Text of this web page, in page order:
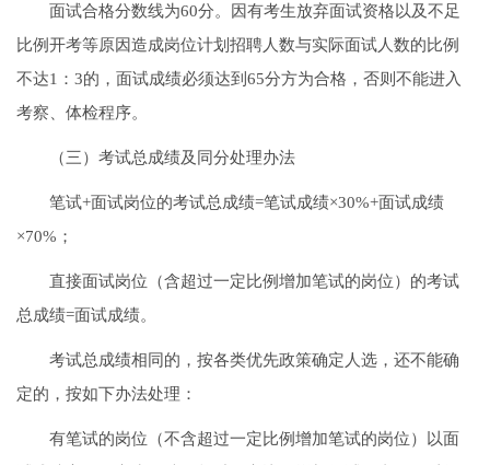
面试合格分数线为60分。因有考生放弃面试资格以及不足
比例开考等原因造成岗位计划招聘人数与实际面试人数的比例
不达1：3的，面试成绩必须达到65分方为合格，否则不能进入
考察、体检程序。
（三）考试总成绩及同分处理办法
笔试+面试岗位的考试总成绩=笔试成绩×30%+面试成绩
×70%；
直接面试岗位（含超过一定比例增加笔试的岗位）的考试
总成绩=面试成绩。
考试总成绩相同的，按各类优先政策确定人选，还不能确
定的，按如下办法处理：
有笔试的岗位（不含超过一定比例增加笔试的岗位）以面